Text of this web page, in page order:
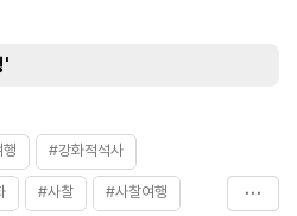
'
#강화적석사
#사찰 #사찰여행